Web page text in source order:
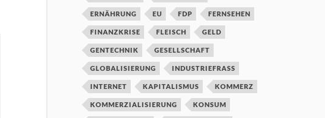
ERNÄHRUNG EU FDP FERNSEHEN
FINANZKRISE FLEISCH GELD
GENTECHNIK GESELLSCHAFT
GLOBALISIERUNG INDUSTRIEFRASS
INTERNET KAPITALISMUS KOMMERZ
KOMMERZIALISIERUNG KONSUM